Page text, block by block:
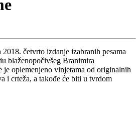
četvrto izdanje izabranih pesama
blaženopočivšeg Branimira
oplemenjeno vinjetama od originalnih
i crteža, a takođe će biti u tvrdom